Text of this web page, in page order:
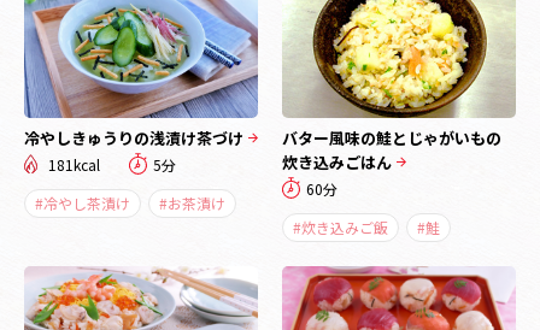
冷やしきゅうりの浅漬け茶づけ
181kcal
5分
#冷やし茶漬け
#お茶漬け
バター風味の鮭とじゃがいもの
炊き込みごはん
60分
#炊き込みご飯
#鮭